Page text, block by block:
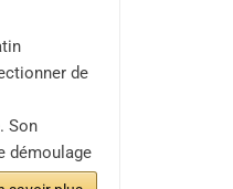
de
Son
démoulage